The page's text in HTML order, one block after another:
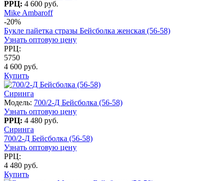
РРЦ: 4 600 руб.
Mike Ambaroff
-20%
Букле пайетка стразы Бейсболка женская (56-58)
Узнать оптовую цену
РРЦ:
5750
4 600 руб.
Купить
Сиринга
Модель: 700/2-Д Бейсболка (56-58)
Узнать оптовую цену
РРЦ: 4 480 руб.
Сиринга
700/2-Д Бейсболка (56-58)
Узнать оптовую цену
РРЦ:
4 480 руб.
Купить